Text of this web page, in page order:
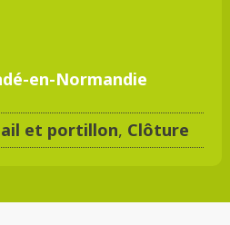
en-Normandie
et portillon, Clôture